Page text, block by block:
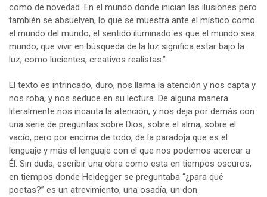
como de novedad. En el mundo donde inician las ilusiones pero
también se absuelven, lo que se muestra ante el místico como
el mundo del mundo, el sentido iluminado es que el mundo sea
mundo; que vivir en búsqueda de la luz significa estar bajo la
luz, como lucientes, creativos realistas.”
El texto es intrincado, duro, nos llama la atención y nos capta y
nos roba, y nos seduce en su lectura. De alguna manera
literalmente nos incauta la atención, y nos deja por demás con
una serie de preguntas sobre Dios, sobre el alma, sobre el
vacío, pero por encima de todo, de la paradoja que es el
lenguaje y más el lenguaje con el que nos podemos acercar a
Él. Sin duda, escribir una obra como esta en tiempos oscuros,
en tiempos donde Heidegger se preguntaba “¿para qué
poetas?” es un atrevimiento, una osadía, un don.